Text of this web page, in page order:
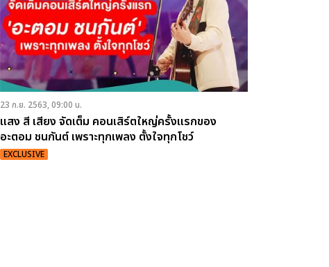
23 ก.ย. 2563, 09:00 น.
แสง สี เสียง จัดเต็ม คอนเสิร์ตใหญ่ครั้งแรกของ
อะตอม ชนกันต์ เพราะทุกเพลง ตั้งใจทุกโชว์
EXCLUSIVE